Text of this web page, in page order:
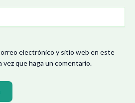
electrónico y sitio web en este
vez que haga un comentario.